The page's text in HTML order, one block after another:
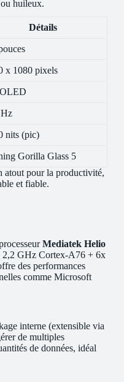
huileux.
Détails
x 1080 pixels
nits (pic)
Gorilla Glass 5
atout pour la productivité,
et fiable.
Mediatek Helio
GHz Cortex-A76 + 6x
des performances
comme Microsoft
interne (extensible via
de multiples
de données, idéal